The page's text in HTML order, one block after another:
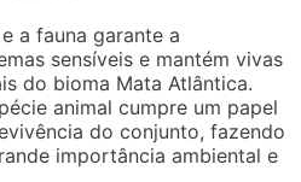
a fauna garante a
sensíveis e mantém vivas
do bioma Mata Atlântica.
animal cumpre um papel
do conjunto, fazendo
importância ambiental e